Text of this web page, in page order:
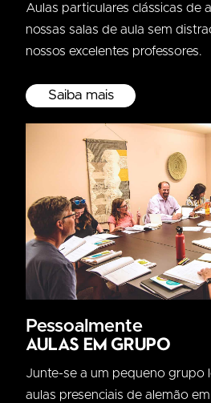
Aulas particulares clássicas de
nossas salas de aula sem
nossos excelentes professores.
Saiba mais
Pessoalmente
Aulas em grupo
Junte-se a um pequeno grupo
aulas presenciais de alemão